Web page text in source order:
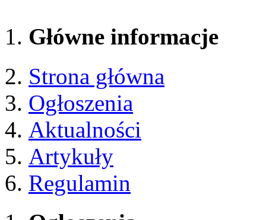
Główne informacje
Strona główna
Ogłoszenia
Aktualności
Artykuły
Regulamin